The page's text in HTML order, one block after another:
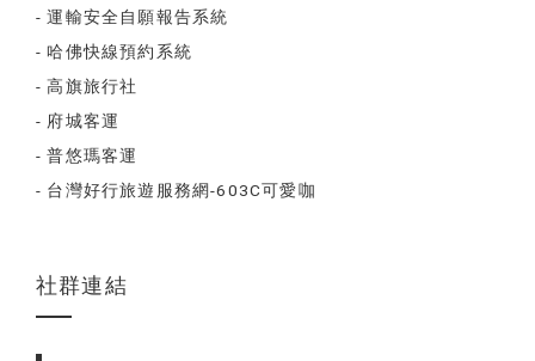
- 運輸安全自願報告系統
- 哈佛快線預約系統
- 高旗旅行社
- 府城客運
- 普悠瑪客運
- 台灣好行旅遊服務網-603C可愛咖
社群連結